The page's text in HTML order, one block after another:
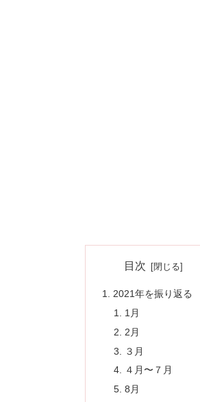
目次
2021年を振り返る
1月
2月
３月
４月〜７月
8月